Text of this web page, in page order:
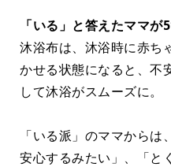
「いる」と答えたママが
沐浴布は、沐浴時に赤ち
かせる状態になると、不
して沐浴がスムーズに。
「いる派」のママから
安心するみたい」、「と